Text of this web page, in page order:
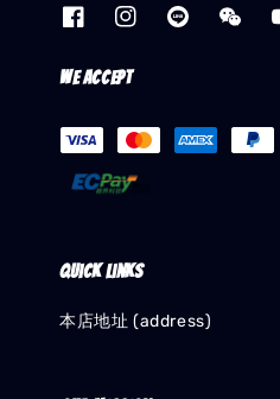
We accept
Quick links
本店地址 (address)